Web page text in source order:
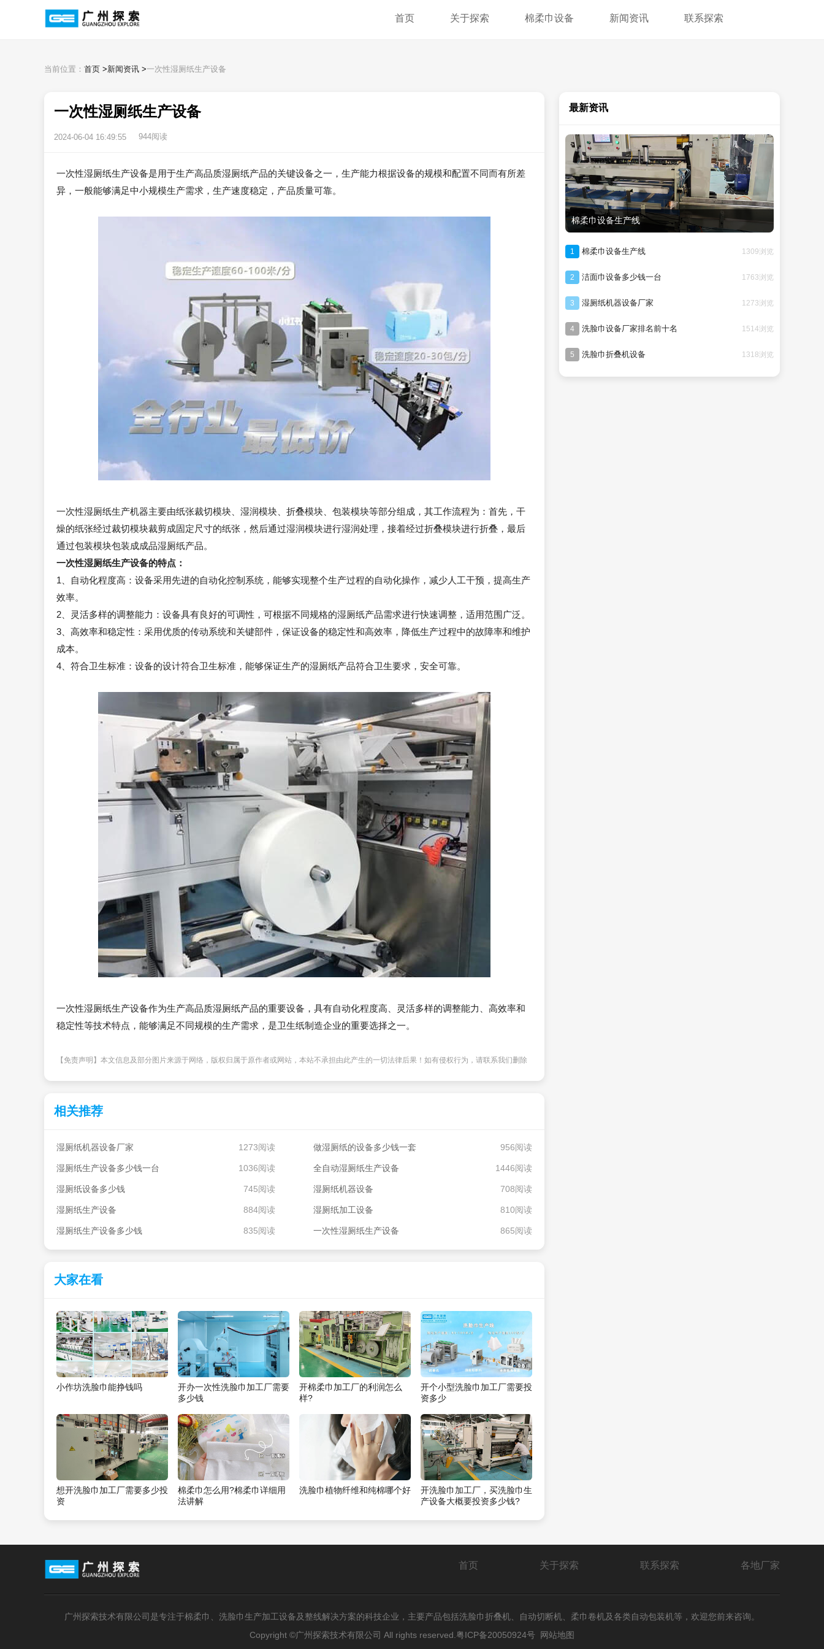
首页 关于探索 棉柔巾设备 新闻资讯 联系探索
当前位置： 首页 >新闻资讯 >一次性湿厕纸生产设备
一次性湿厕纸生产设备
2024-06-04 16:49:55 944阅读
一次性湿厕纸生产设备是用于生产高品质湿厕纸产品的关键设备之一，生产能力根据设备的规模和配置不同而有所差
异，一般能够满足中小规模生产需求，生产速度稳定，产品质量可靠。
一次性湿厕纸生产机器主要由纸张裁切模块、湿润模块、折叠模块、包装模块等部分组成，其工作流程为：首先，干
燥的纸张经过裁切模块裁剪成固定尺寸的纸张，然后通过湿润模块进行湿润处理，接着经过折叠模块进行折叠，最后
通过包装模块包装成成品湿厕纸产品。
一次性湿厕纸生产设备的特点：
1、自动化程度高：设备采用先进的自动化控制系统，能够实现整个生产过程的自动化操作，减少人工干预，提高生产
效率。
2、灵活多样的调整能力：设备具有良好的可调性，可根据不同规格的湿厕纸产品需求进行快速调整，适用范围广泛。
3、高效率和稳定性：采用优质的传动系统和关键部件，保证设备的稳定性和高效率，降低生产过程中的故障率和维护
成本。
4、符合卫生标准：设备的设计符合卫生标准，能够保证生产的湿厕纸产品符合卫生要求，安全可靠。
一次性湿厕纸生产设备作为生产高品质湿厕纸产品的重要设备，具有自动化程度高、灵活多样的调整能力、高效率和
稳定性等技术特点，能够满足不同规模的生产需求，是卫生纸制造企业的重要选择之一。
【免责声明】本文信息及部分图片来源于网络，版权归属于原作者或网站，本站不承担由此产生的一切法律后果！如有侵权行为，请联系我们删除
相关推荐
湿厕纸机器设备厂家 1273阅读 做湿厕纸的设备多少钱一套 956阅读
湿厕纸生产设备多少钱一台 1036阅读 全自动湿厕纸生产设备 1446阅读
湿厕纸设备多少钱 745阅读 湿厕纸机器设备 708阅读
湿厕纸生产设备 884阅读 湿厕纸加工设备 810阅读
湿厕纸生产设备多少钱 835阅读 一次性湿厕纸生产设备 865阅读
大家在看
小作坊洗脸巾能挣钱吗
开办一次性洗脸巾加工厂需要
多少钱
开棉柔巾加工厂的利润怎么
样?
开个小型洗脸巾加工厂需要投
资多少
想开洗脸巾加工厂需要多少投
资
棉柔巾怎么用?棉柔巾详细用
法讲解
洗脸巾植物纤维和纯棉哪个好
开洗脸巾加工厂，买洗脸巾生
产设备大概要投资多少钱?
最新资讯
棉柔巾设备生产线
1 棉柔巾设备生产线 1309浏览
2 洁面巾设备多少钱一台 1763浏览
3 湿厕纸机器设备厂家 1273浏览
4 洗脸巾设备厂家排名前十名 1514浏览
5 洗脸巾折叠机设备 1318浏览
首页 关于探索 联系探索 各地厂家
广州探索技术有限公司是专注于棉柔巾、洗脸巾生产加工设备及整线解决方案的科技企业，主要产品包括洗脸巾折叠机、自动切断机、柔巾卷机及各类自动包装机等，欢迎您前来咨询。
Copyright ©广州探索技术有限公司 All rights reserved. 粤ICP备20050924号 网站地图